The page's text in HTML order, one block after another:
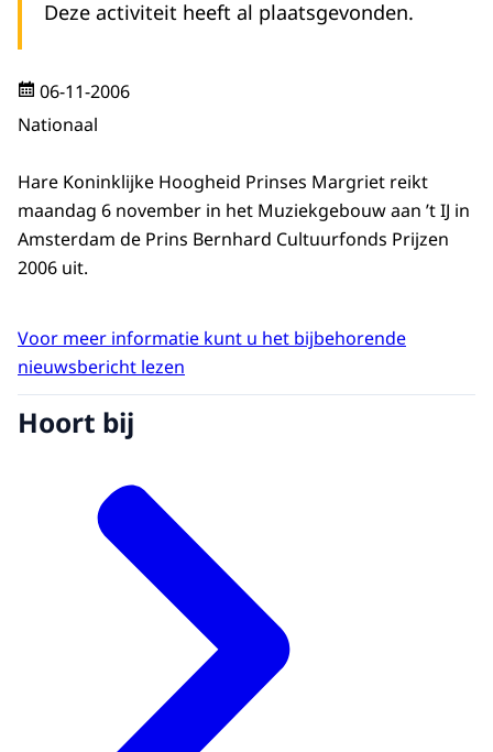
Deze activiteit heeft al plaatsgevonden.
06-11-2006
Nationaal
Hare Koninklijke Hoogheid Prinses Margriet reikt
maandag 6 november in het Muziekgebouw aan ’t IJ in
Amsterdam de Prins Bernhard Cultuurfonds Prijzen
2006 uit.
Voor meer informatie kunt u het bijbehorende
nieuwsbericht lezen
Hoort bij